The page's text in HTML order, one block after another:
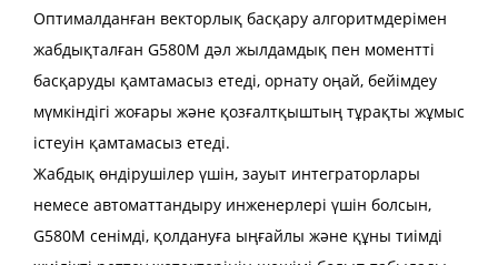
Оптималданған векторлық басқару алгоритмдерімен
жабдықталған G580M дәл жылдамдық пен моментті
басқаруды қамтамасыз етеді, орнату оңай, бейімдеу
мүмкіндігі жоғары және қозғалтқыштың тұрақты жұмыс
істеуін қамтамасыз етеді.
Жабдық өндірушілер үшін, зауыт интеграторлары
немесе автоматтандыру инженерлері үшін болсын,
G580M сенімді, қолдануға ыңғайлы және құны тиімді